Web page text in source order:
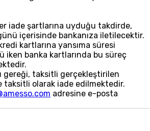
iade şartlarına uyduğu takdirde,
içerisinde bankanıza iletilecektir.
kartlarına yansıma süresi
iken banka kartlarında bu süreç
gereği, taksitli gerçekleştirilen
taksitli olarak iade edilmektedir.
adresine e-posta